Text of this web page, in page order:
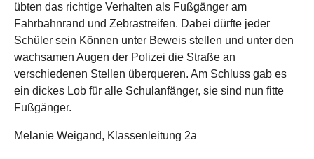
übten das richtige Verhalten als Fußgänger am
Fahrbahnrand und Zebrastreifen. Dabei dürfte jeder
Schüler sein Können unter Beweis stellen und unter den
wachsamen Augen der Polizei die Straße an
verschiedenen Stellen überqueren. Am Schluss gab es
ein dickes Lob für alle Schulanfänger, sie sind nun fitte
Fußgänger.
Melanie Weigand, Klassenleitung 2a